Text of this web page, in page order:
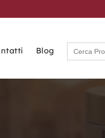
Blog Search
for: